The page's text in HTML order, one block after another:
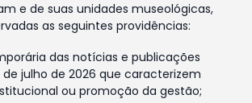
e de suas unidades museológicas,
as seguintes providências:
das notícias e publicações
julho de 2026 que caracterizem
ou promoção da gestão;